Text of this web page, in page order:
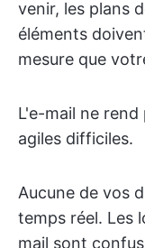
venir, les plans
éléments
mesure que
L'e-mail ne rend
agiles difficiles.
Aucune de vos
temps réel. Les
mail sont